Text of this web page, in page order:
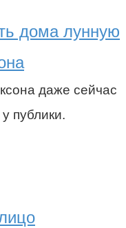
дома лунную
даже сейчас
публики.